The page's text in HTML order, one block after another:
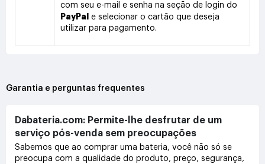
com seu e-mail e senha na seção de login do
PayPal
e selecionar o cartão que deseja
utilizar para pagamento.
Garantia e perguntas frequentes
Dabateria.com: Permite-lhe desfrutar de um
serviço pós-venda sem preocupações
Sabemos que ao comprar uma bateria, você não só se
preocupa com a qualidade do produto, preço, segurança,